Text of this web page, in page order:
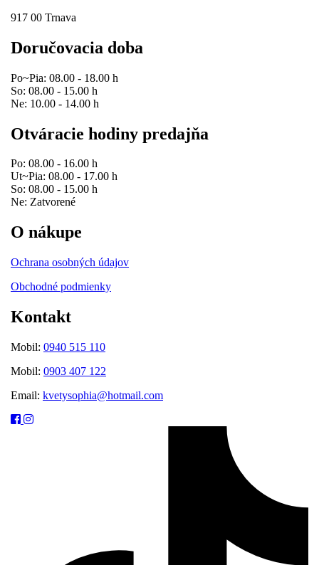
917 00 Trnava
Doručovacia doba
Po~Pia: 08.00 - 18.00 h
So: 08.00 - 15.00 h
Ne: 10.00 - 14.00 h
Otváracie hodiny predajňa
Po: 08.00 - 16.00 h
Ut~Pia: 08.00 - 17.00 h
So: 08.00 - 15.00 h
Ne: Zatvorené
O nákupe
Ochrana osobných údajov
Obchodné podmienky
Kontakt
Mobil: 0940 515 110
Mobil: 0903 407 122
Email: kvetysophia@hotmail.com